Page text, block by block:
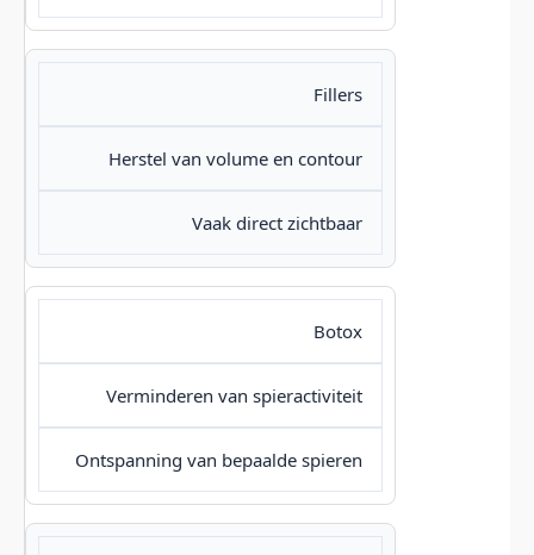
Fillers
Herstel van volume en contour
Vaak direct zichtbaar
Botox
Verminderen van spieractiviteit
Ontspanning van bepaalde spieren